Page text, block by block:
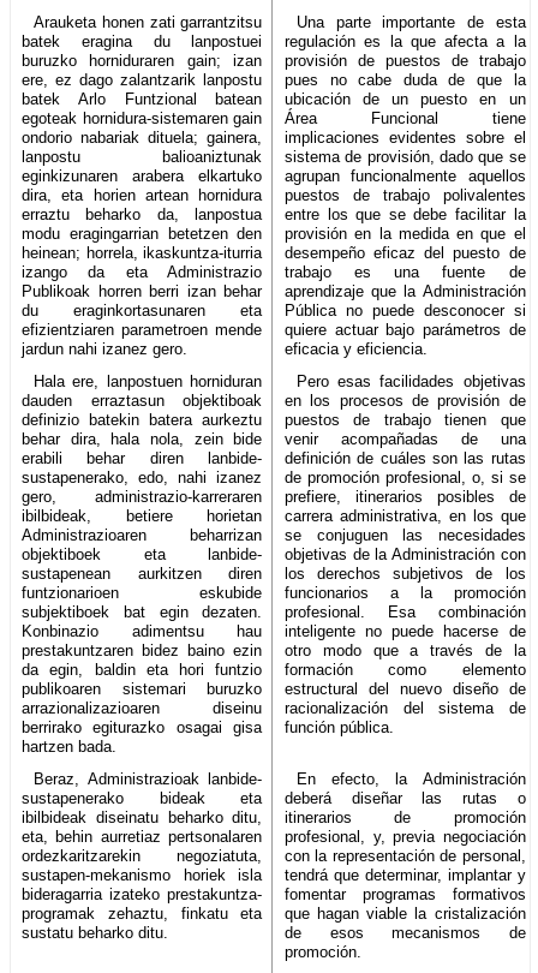
Arauketa honen zati garrantzitsu
batek eragina du lanpostuei
buruzko horniduraren gain; izan
ere, ez dago zalantzarik lanpostu
batek Arlo Funtzional batean
egoteak hornidura-sistemaren gain
ondorio nabariak dituela; gainera,
lanpostu balioaniztunak
eginkizunaren arabera elkartuko
dira, eta horien artean hornidura
erraztu beharko da, lanpostua
modu eragingarrian betetzen den
heinean; horrela, ikaskuntza-iturria
izango da eta Administrazio
Publikoak horren berri izan behar
du eraginkortasunaren eta
efizientziaren parametroen mende
jardun nahi izanez gero.
Una parte importante de esta
regulación es la que afecta a la
provisión de puestos de trabajo
pues no cabe duda de que la
ubicación de un puesto en un
Área Funcional tiene
implicaciones evidentes sobre el
sistema de provisión, dado que se
agrupan funcionalmente aquellos
puestos de trabajo polivalentes
entre los que se debe facilitar la
provisión en la medida en que el
desempeño eficaz del puesto de
trabajo es una fuente de
aprendizaje que la Administración
Pública no puede desconocer si
quiere actuar bajo parámetros de
eficacia y eficiencia.
Hala ere, lanpostuen horniduran
dauden erraztasun objektiboak
definizio batekin batera aurkeztu
behar dira, hala nola, zein bide
erabili behar diren lanbide-
sustapenerako, edo, nahi izanez
gero, administrazio-karreraren
ibilbideak, betiere horietan
Administrazioaren beharrizan
objektiboek eta lanbide-
sustapenean aurkitzen diren
funtzionarioen eskubide
subjektiboek bat egin dezaten.
Konbinazio adimentsu hau
prestakuntzaren bidez baino ezin
da egin, baldin eta hori funtzio
publikoaren sistemari buruzko
arrazionalizazioaren diseinu
berrirako egiturazko osagai gisa
hartzen bada.
Pero esas facilidades objetivas
en los procesos de provisión de
puestos de trabajo tienen que
venir acompañadas de una
definición de cuáles son las rutas
de promoción profesional, o, si se
prefiere, itinerarios posibles de
carrera administrativa, en los que
se conjuguen las necesidades
objetivas de la Administración con
los derechos subjetivos de los
funcionarios a la promoción
profesional. Esa combinación
inteligente no puede hacerse de
otro modo que a través de la
formación como elemento
estructural del nuevo diseño de
racionalización del sistema de
función pública.
Beraz, Administrazioak lanbide-
sustapenerako bideak eta
ibilbideak diseinatu beharko ditu,
eta, behin aurretiaz pertsonalaren
ordezkaritzarekin negoziatuta,
sustapen-mekanismo horiek isla
bideragarria izateko prestakuntza-
programak zehaztu, finkatu eta
sustatu beharko ditu.
En efecto, la Administración
deberá diseñar las rutas o
itinerarios de promoción
profesional, y, previa negociación
con la representación de personal,
tendrá que determinar, implantar y
fomentar programas formativos
que hagan viable la cristalización
de esos mecanismos de
promoción.